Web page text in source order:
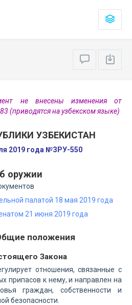
не внесены изменения от
(приводятся на узбекском языке)
УЗБЕКИСТАН
2019 года №ЗРУ-550
оружии
палатой 18 мая 2019 года
21 июня 2019 года
положения
Закона
отношения, связанные с
припасов к нему, и направлен на
граждан, собственности и
безопасности.